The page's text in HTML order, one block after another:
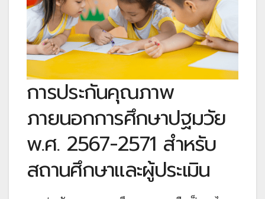
การประกันคุณภาพ
ภายนอกการศึกษาปฐมวัย
พ.ศ. 2567-2571 สำหรับ
สถานศึกษาและผู้ประเมิน